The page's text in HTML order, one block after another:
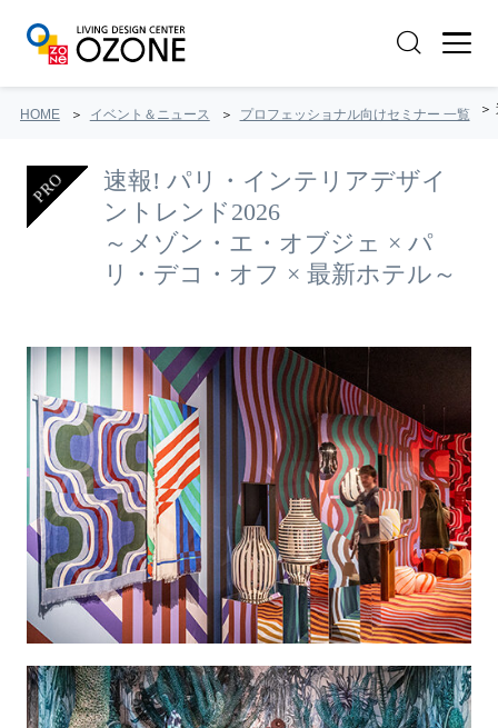
HOME イベント＆ニュース プロフェッショナル向けセミナー 一覧
速報! パリ・インテリアデザイ
ントレンド2026
～メゾン・エ・オブジェ × パ
リ・デコ・オフ × 最新ホテル～